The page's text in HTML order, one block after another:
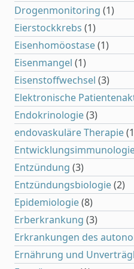
Drogenmonitoring (1)
Eierstockkrebs (1)
Eisenhomöostase(1)
Eisenmangel (1)
Eisenstoffwechsel (3)
Elektronische
Endokrinologie(3)
endovaskuläre Therapie
Entzündung (3)
Entzündungsbiologie(2)
Epidemiologie(8)
Erberkrankung (3)
Erkrankungen des
Ernährung und